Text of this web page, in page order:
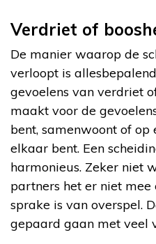
Verdriet of
De manier waarop de
verloopt is
gevoelens van verdriet
maakt voor de
bent, samenwoont of
elkaar bent. Een
harmonieus. Zeker niet
partners het er niet mee
sprake is van overspel.
gepaard gaan met veel